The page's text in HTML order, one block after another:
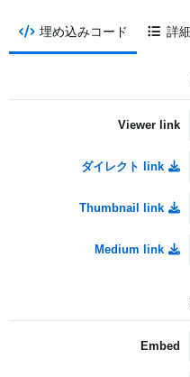
埋め込みコード 詳細
Viewer link
ダイレクト link
Thumbnail link
Medium link
Embed